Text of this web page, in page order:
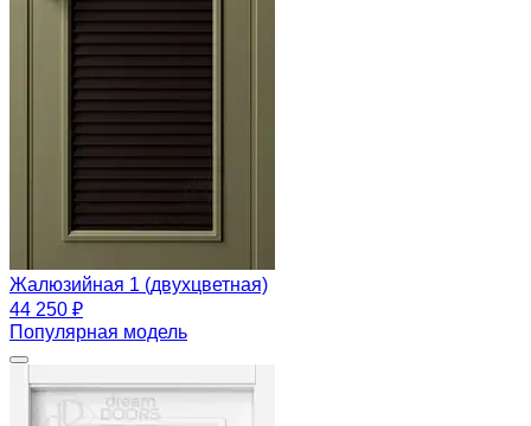
Жалюзийная 1 (двухцветная)
44 250 ₽
Популярная модель